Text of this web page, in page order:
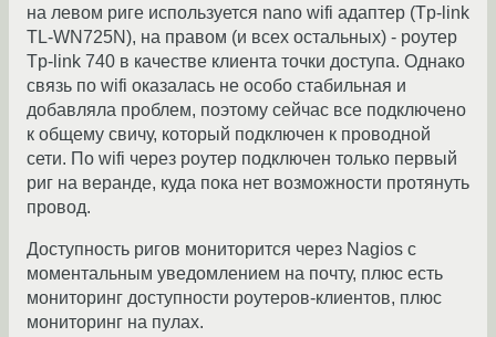
на левом риге используется nano wifi адаптер (Tp-link
TL-WN725N), на правом (и всех остальных) - роутер
Tp-link 740 в качестве клиента точки доступа. Однако
связь по wifi оказалась не особо стабильная и
добавляла проблем, поэтому сейчас все подключено
к общему свичу, который подключен к проводной
сети. По wifi через роутер подключен только первый
риг на веранде, куда пока нет возможности протянуть
провод.
Доступность ригов мониторится через Nagios с
моментальным уведомлением на почту, плюс есть
мониторинг доступности роутеров-клиентов, плюс
мониторинг на пулах.